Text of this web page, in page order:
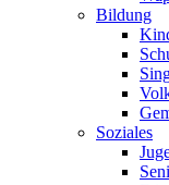
Bildung
Soziales